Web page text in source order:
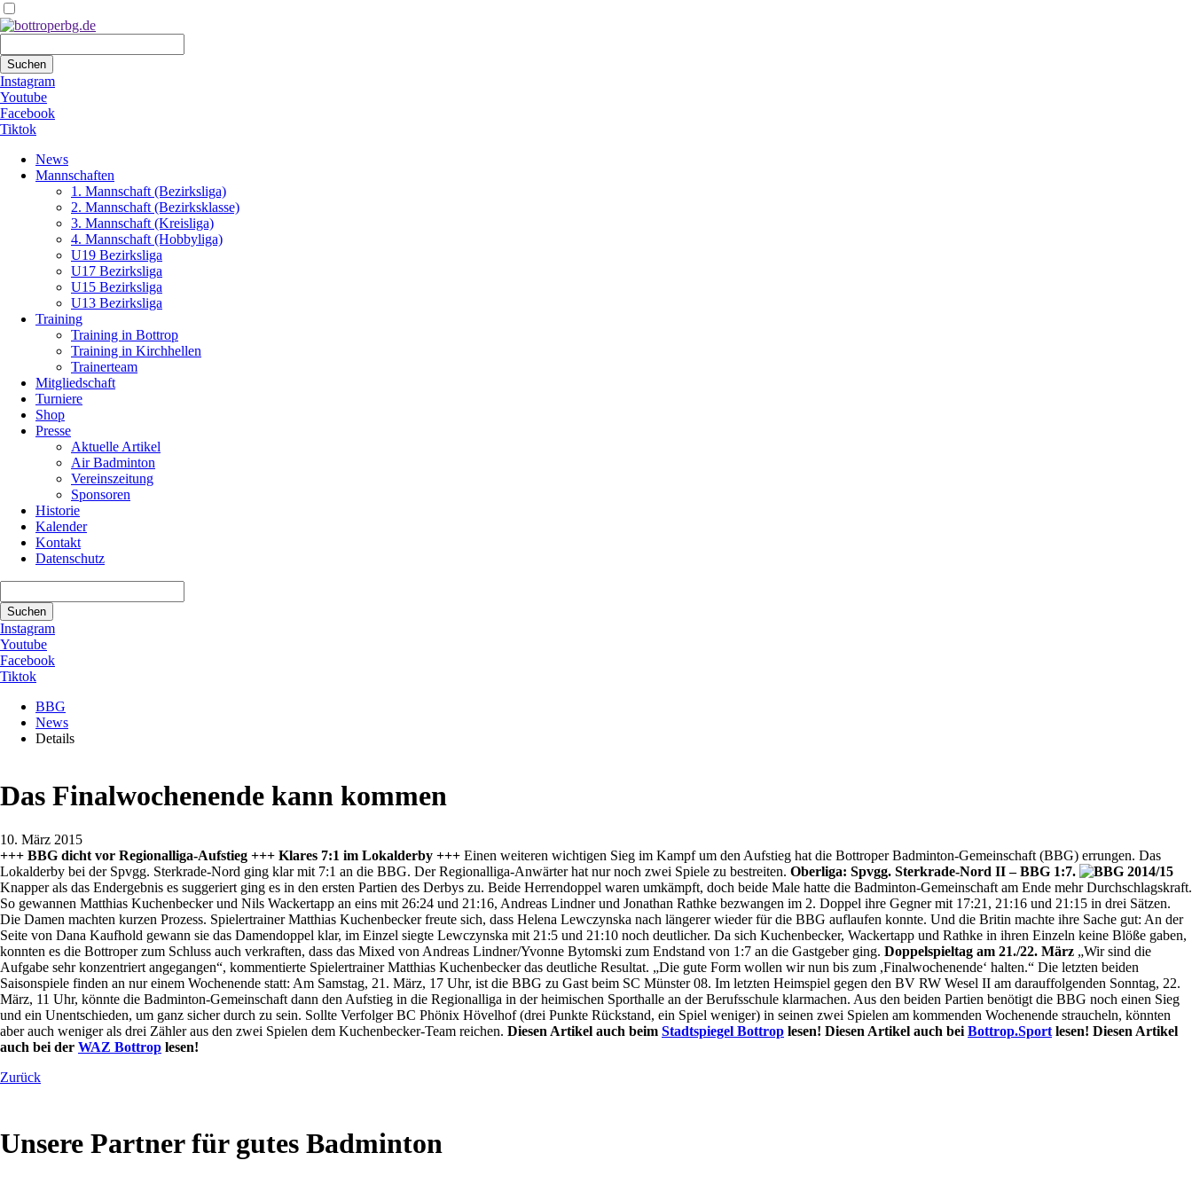
Suchen
Instagram
Youtube
Facebook
Tiktok
überspringen
News
Mannschaften
1. Mannschaft (Bezirksliga)
2. Mannschaft (Bezirksklasse)
3. Mannschaft (Kreisliga)
4. Mannschaft (Hobbyliga)
U19 Bezirksliga
U17 Bezirksliga
U15 Bezirksliga
U13 Bezirksliga
Training
Training in Bottrop
Training in Kirchhellen
Trainerteam
Mitgliedschaft
Turniere
Shop
Presse
Aktuelle Artikel
Air Badminton
Vereinszeitung
Sponsoren
Historie
Kalender
Kontakt
Datenschutz
Suchen
Instagram
Youtube
Facebook
Tiktok
BBG
News
Details
Das Finalwochenende kann kommen
10. März 2015
+++ BBG dicht vor Regionalliga-Aufstieg +++ Klares 7:1 im Lokalderby +++ Einen weiteren wichtigen Sieg im Kampf um den Aufstieg hat die Bottroper Badminton-Gemeinschaft (BBG) errungen. Das
Lokalderby bei der Spvgg. Sterkrade-Nord ging klar mit 7:1 an die BBG. Der Regionalliga-Anwärter hat nur noch zwei Spiele zu bestreiten. Oberliga: Spvgg. Sterkrade-Nord II – BBG 1:7.
Knapper als das Endergebnis es suggeriert ging es in den ersten Partien des Derbys zu. Beide Herrendoppel waren umkämpft, doch beide Male hatte die Badminton-Gemeinschaft am Ende mehr Durchschlagskraft.
So gewannen Matthias Kuchenbecker und Nils Wackertapp an eins mit 26:24 und 21:16, Andreas Lindner und Jonathan Rathke bezwangen im 2. Doppel ihre Gegner mit 17:21, 21:16 und 21:15 in drei Sätzen.
Die Damen machten kurzen Prozess. Spielertrainer Matthias Kuchenbecker freute sich, dass Helena Lewczynska nach längerer wieder für die BBG auflaufen konnte. Und die Britin machte ihre Sache gut: An der
Seite von Dana Kaufhold gewann sie das Damendoppel klar, im Einzel siegte Lewczynska mit 21:5 und 21:10 noch deutlicher. Da sich Kuchenbecker, Wackertapp und Rathke in ihren Einzeln keine Blöße gaben,
konnten es die Bottroper zum Schluss auch verkraften, dass das Mixed von Andreas Lindner/Yvonne Bytomski zum Endstand von 1:7 an die Gastgeber ging. Doppelspieltag am 21./22. März „Wir sind die
Aufgabe sehr konzentriert angegangen“, kommentierte Spielertrainer Matthias Kuchenbecker das deutliche Resultat. „Die gute Form wollen wir nun bis zum ,Finalwochenende‘ halten.“ Die letzten beiden
Saisonspiele finden an nur einem Wochenende statt: Am Samstag, 21. März, 17 Uhr, ist die BBG zu Gast beim SC Münster 08. Im letzten Heimspiel gegen den BV RW Wesel II am darauffolgenden Sonntag, 22.
März, 11 Uhr, könnte die Badminton-Gemeinschaft dann den Aufstieg in die Regionalliga in der heimischen Sporthalle an der Berufsschule klarmachen. Aus den beiden Partien benötigt die BBG noch einen Sieg
und ein Unentschieden, um ganz sicher durch zu sein. Sollte Verfolger BC Phönix Hövelhof (drei Punkte Rückstand, ein Spiel weniger) in seinen zwei Spielen am kommenden Wochenende straucheln, könnten
aber auch weniger als drei Zähler aus den zwei Spielen dem Kuchenbecker-Team reichen. Diesen Artikel auch beim Stadtspiegel Bottrop lesen! Diesen Artikel auch bei Bottrop.Sport lesen! Diesen Artikel
auch bei der WAZ Bottrop lesen!
Zurück
Unsere Partner für gutes Badminton